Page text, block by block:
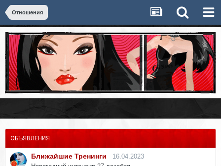
Отношения
ОБЪЯВЛЕНИЯ
Ближайшие Тренинги
16.04.2023